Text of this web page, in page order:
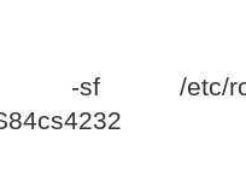
/etc/rc.d/